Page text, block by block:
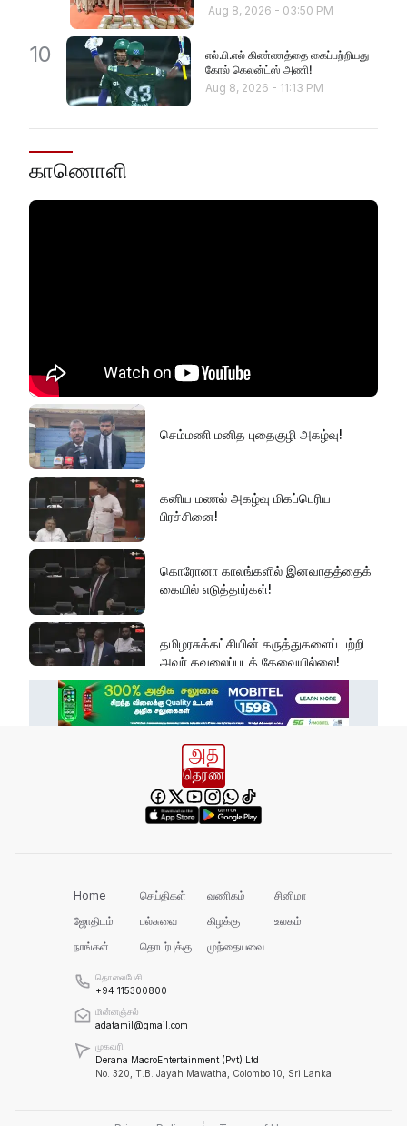
Aug 8, 2026 - 03:50 PM
10
எல்.பி.எல் கிண்ணத்தை கைப்பற்றியது
கோல் கெலன்ட்ஸ் அணி!
Aug 8, 2026 - 11:13 PM
காணொளி
செம்மணி மனித புதைகுழி அகழ்வு!
கனிய மணல் அகழ்வு மிகப்பெரிய
பிரச்சினை!
கொரோனா காலங்களில் இனவாதத்தைக்
கையில் எடுத்தார்கள்!
தமிழரசுக்கட்சியின் கருத்துகளைப் பற்றி
அவர் கவலைப்படத் தேவையில்லை!
இது அதனுடன் சம்பந்தப்பட்ட கேள்விதான்
பல மாணவர்களின் எதிர்காலம்
நாசமாகிறது!
தீண்டாமையாகும்!
தமிழர் பகுதிகளில் ஏன் இவ்வாறு
அரசின் மீது மேலும் சந்தேகத்தை
Home செய்திகள் வணிகம்
சினிமா
ஜோதிடம்
பல்சுவை கிழக்கு
உலகம்
நாங்கள்
தொடர்புக்கு முந்தையவை
தொலைபேசி
+94 115300800
மின்னஞ்சல்
adatamil@gmail.com
முகவரி
Derana MacroEntertainment (Pvt) Ltd
No. 320, T.B. Jayah Mawatha, Colombo 10, Sri Lanka.